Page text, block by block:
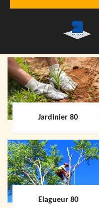
Jardinier 80
Elagueur 80